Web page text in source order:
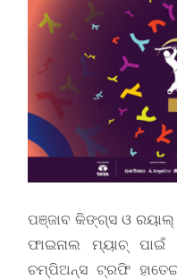
ପଞ୍ଜାବ କିଙ୍ଗ୍ସ ଓ ରୟାଲ୍
ଫାଇନାଲ ମ୍ୟାଚ୍ ପାଇଁ
ଚମ୍ପିଅନ୍ସ ଟ୍ରଫି